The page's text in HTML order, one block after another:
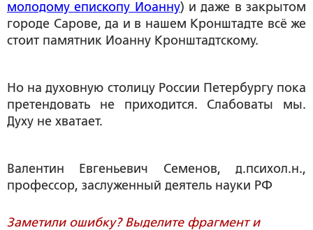
молодому епископу Иоанну) и даже в закрытом
городе Сарове, да и в нашем Кронштадте всё же
стоит памятник Иоанну Кронштадтскому.
Но на духовную столицу России Петербургу пока
претендовать не приходится. Слабоваты мы.
Духу не хватает.
Валентин Евгеньевич Семенов, д.психол.н.,
профессор, заслуженный деятель науки РФ
Заметили ошибку? Выделите фрагмент и